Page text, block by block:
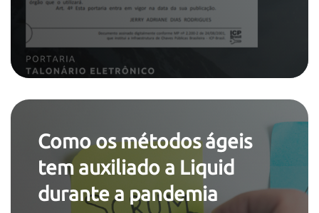
Como os métodos ágeis
tem auxiliado a Liquid
durante a pandemia